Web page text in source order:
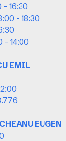
- 16:30
- 18:30
- 14:00
EMIL
EUGEN